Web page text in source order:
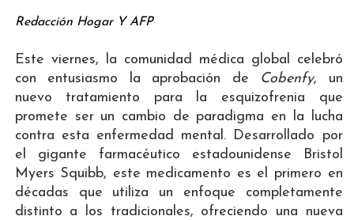
Redacción Hogar Y AFP
Este viernes, la comunidad médica global celebró
con entusiasmo la aprobación de
Cobenfy, un
nuevo tratamiento para la esquizofrenia que
promete ser un cambio de paradigma en la lucha
contra esta enfermedad mental. Desarrollado por
el gigante farmacéutico estadounidense Bristol
Myers Squibb, este medicamento es el primero en
décadas que utiliza un enfoque completamente
distinto a los tradicionales, ofreciendo una nueva